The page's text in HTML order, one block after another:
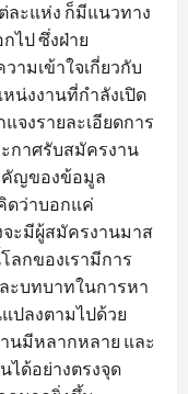
ะแห่ง ก็มีแนวทาง
ไป ซึ่งฝ่าย
ามเข้าใจเกี่ยวกับ
น่งงานที่กำลังเปิด
จงรายละเอียดการ
กาศรับสมัครงาน
คัญของข้อมูล
ดว่าบอกแค่
ะมีผู้สมัครงานมาส
ลกของเรามีการ
ะบทบาทในการหา
ปลงตามไปด้วย
นมีหลากหลาย และ
ด้อย่างตรงจุด